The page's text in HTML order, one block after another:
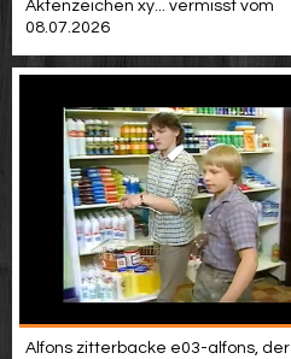
Aktenzeichen xy... vermisst vom
08.07.2026
Alfons zitterbacke e03-alfons, der